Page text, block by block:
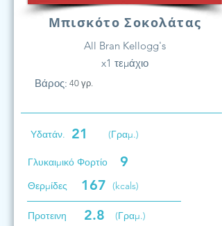
Μπισκότο Σοκολάτας
All Bran Kellogg's
x1 τεμάχιο
Βάρος: 40 γρ.
Υδατάν. 21 (Γραμ.)
Γλυκαιμικό Φορτίο 9
Θερμίδες 167 (kcals)
Προτεινη 2.8
(Γραμ.)